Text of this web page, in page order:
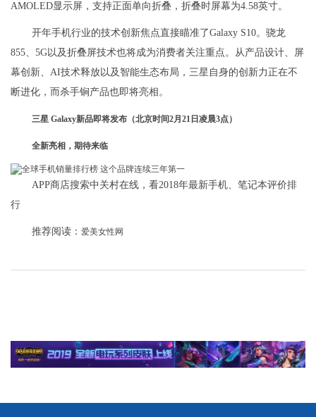
AMOLED显示屏，支持正面单向折叠，折叠时屏幕为4.58英寸。
开年手机行业的技术创新焦点直接瞄准了Galaxy S10。骁龙
855、5G以及折叠屏技术也将成为消费者关注重点。从产品设计、屏
幕创新、AI技术释放以及智能生态布局，三星自身的创新力正在不
断进化，而杀手锏产品也即将亮相。
三星 Galaxy新品即将发布（北京时间2月21日凌晨3点）
全新亮相，期待来临
APP商店搜索中关村在线，看2018年最新手机、笔记本评价排
行
推荐阅读： 爱美女性网